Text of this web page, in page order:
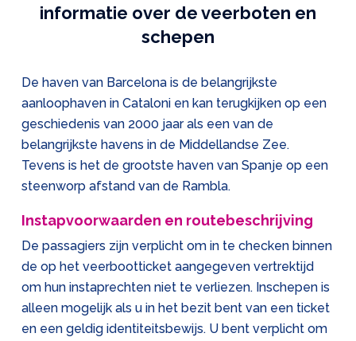
informatie over de veerboten en
schepen
De haven van Barcelona is de belangrijkste
aanloophaven in Cataloni en kan terugkijken op een
geschiedenis van 2000 jaar als een van de
belangrijkste havens in de Middellandse Zee.
Tevens is het de grootste haven van Spanje op een
steenworp afstand van de Rambla.
Instapvoorwaarden en routebeschrijving
De passagiers zijn verplicht om in te checken binnen
de op het veerbootticket aangegeven vertrektijd
om hun instaprechten niet te verliezen. Inschepen is
alleen mogelijk als u in het bezit bent van een ticket
en een geldig identiteitsbewijs. U bent verplicht om